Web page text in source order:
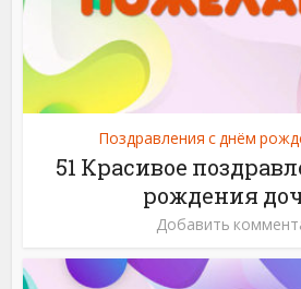
Поздравления с днём
51 Красивое
рождения
Добавить